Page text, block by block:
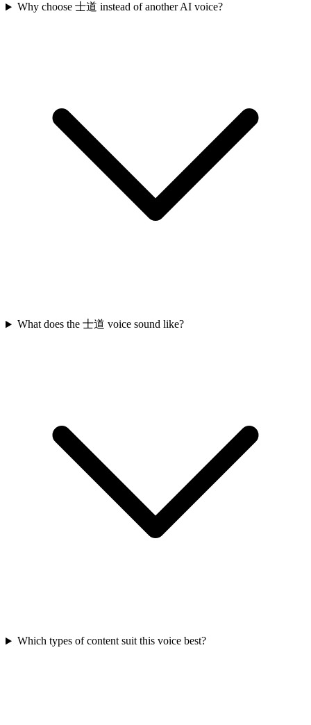
Why choose 士道 instead of another AI voice?
What does the 士道 voice sound like?
Which types of content suit this voice best?